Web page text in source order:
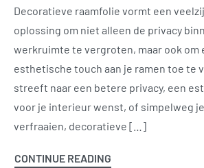
Decoratieve raamfolie vormt een
oplossing om niet alleen de privacy
werkruimte te vergroten, maar ook om
esthetische touch aan je ramen toe te
streeft naar een betere privacy, een
voor je interieur wenst, of simpelweg
verfraaien, decoratieve […]
CONTINUE READING